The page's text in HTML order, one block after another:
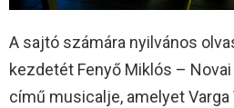
A sajtó számára nyilvános
kezdetét Fenyő Miklós –
című musicalje, amelyet Varga